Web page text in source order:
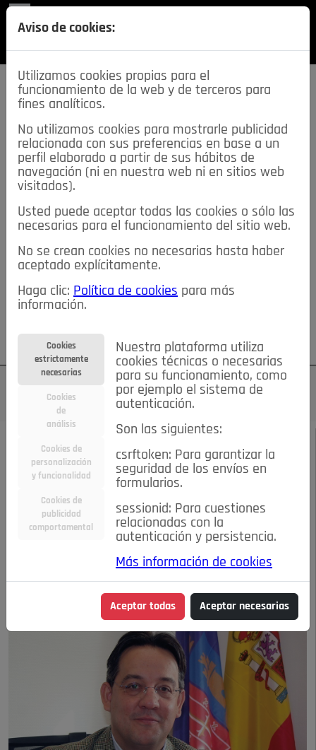
SECCIONES
descarga esta
REVISTA
≡NOTICIAS
NOTICIAS SERVICIOS DE INTERÉS
TABLÓN DE ANUNCIOS MIS ANUNCIOS CONTACTO
NOSOTROS
Su cuenta Regístrese ¿Olvidó su contraseña?
JUNIO 2016 / ELECCIONES
Miguel Ángel Berzal o
el cambio tranquilo
Aviso de cookies:
Utilizamos cookies propias para el
funcionamiento de la web y de terceros para
fines analíticos.
No utilizamos cookies para mostrarle publicidad
relacionada con sus preferencias en base a un
perfil elaborado a partir de sus hábitos de
navegación (ni en nuestra web ni en sitios web
visitados).
Usted puede aceptar todas las cookies o sólo las
necesarias para el funcionamiento del sitio web.
No se crean cookies no necesarias hasta haber
aceptado explícitamente.
Haga clic: Política de cookies para más
información.
Cookies
estrictamente
necesarias
Cookies
de
análisis
Cookies de
personalización
y funcionalidad
Cookies de
publicidad
comportamental
Nuestra plataforma utiliza
cookies técnicas o necesarias
para su funcionamiento, como
por ejemplo el sistema de
autenticación.
Son las siguientes:
csrftoken: Para garantizar la
seguridad de los envíos en
formularios.
sessionid: Para cuestiones
relacionadas con la
autenticación y persistencia.
Más información de cookies
Aceptar todas Aceptar necesarias